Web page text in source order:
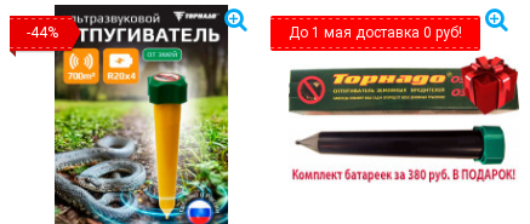
-44% До 1 мая доставка 0 руб!